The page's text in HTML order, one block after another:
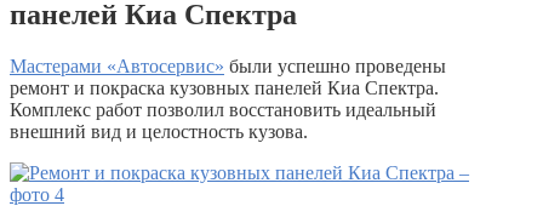
панелей Киа Спектра
Мастерами «Автосервис» были успешно проведены
ремонт и покраска кузовных панелей Киа Спектра.
Комплекс работ позволил восстановить идеальный
внешний вид и целостность кузова.